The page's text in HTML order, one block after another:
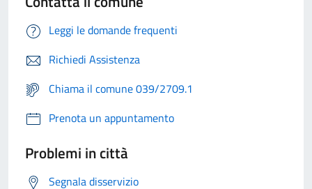
Leggi le domande frequenti
Richiedi Assistenza
Chiama il comune 039/2709.1
Prenota un appuntamento
Problemi in città
Segnala disservizio